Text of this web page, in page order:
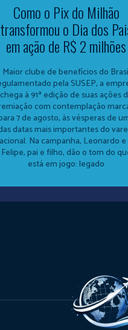
Como o Pix do Milhão
transformou o Dia dos
em ação de R$ 2 milhões
Maior clube de benefícios do
pela SUSEP, a
chega à 91ª edição de suas ações
com contemplação
7 de agosto, às vésperas de
datas mais importantes do
Na campanha, Leonardo e
Felipe, pai e filho, dão o tom do
está em jogo: legado